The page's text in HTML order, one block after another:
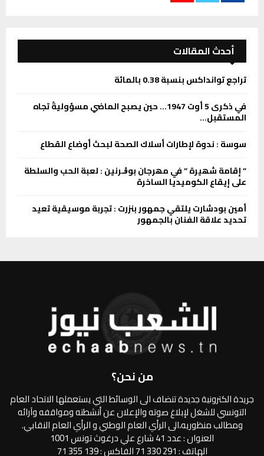
أحدث المقالات
تراجع توانداكس بنسبة 0.38 بالمائة
في ذكرى 5 أوت 1947… حين يصبح الماضي مسؤوليةً تجاه
المستقبل…
سوسة : ندوة لإطارات أسلاك الصحة لبحث أوضاع القطاع
” إقامة شھیرة ” في مھرجان بوڨـرنین : لعبة الحب والسلطة
على إیقاع الكومیدیا الساخرة
أمين بودشارت يلتقي جمهور بنزرت : تجربة موسيقية تعيد
تحديد علاقة الفنان بالجمهور
من نحن؟
جريدة الكترونية جديدة تنضاف الى الوسائط التي يستعملها الاتحاد العام
التونسي للشغل لإبلاغ صوته والإعلان عن أنشطته ومواقفه وآرائه
ومطالب منظوريه،الى الرأي العام الوطني و الرأي العام النقابي.
العنوان : عدد 41 شارع علي درغوث تونس 1001
الهاتف : 291 330 71 الفاكس : 139 355 71